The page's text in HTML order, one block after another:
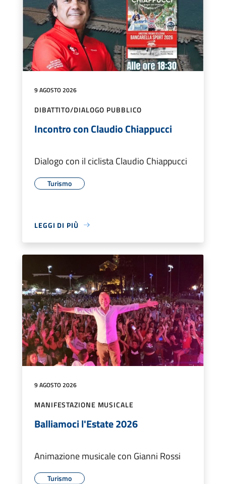
9 AGOSTO 2026
DIBATTITO/DIALOGO PUBBLICO
Incontro con Claudio Chiappucci
Dialogo con il ciclista Claudio Chiappucci
Turismo
LEGGI DI PIÙ
9 AGOSTO 2026
MANIFESTAZIONE MUSICALE
Balliamoci l'Estate 2026
Animazione musicale con Gianni Rossi
Turismo